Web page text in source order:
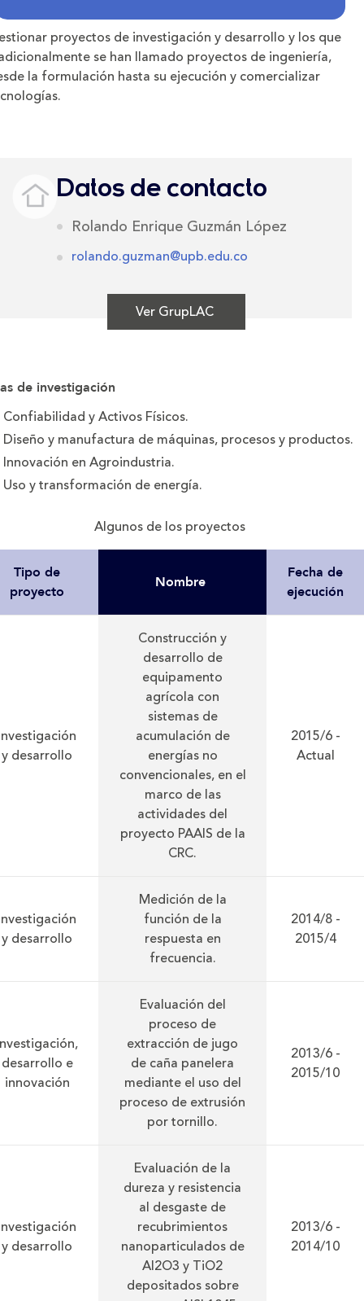
proyectos de investigación y desarrollo y los que
se han llamado proyectos de ingeniería,
la formulación hasta su ejecución y comercializar
Datos de contacto
Rolando Enrique Guzmán López
rolando.guzman@upb.edu.co
Ver GrupLAC
de investigación
Confiabilidad y Activos Físicos.
Diseño y manufactura de máquinas, procesos y productos.
Innovación en Agroindustria.
Uso y transformación de energía.
Algunos de los proyectos
Tipo de
proyecto
Nombre
Fecha de
ejecución
y desarrollo
Construcción y
desarrollo de
equipamento
agrícola con
sistemas de
acumulación de
energías no
convencionales, en el
marco de las
actividades del
proyecto PAAIS de la
CRC.
2015/6 -
Actual
y desarrollo
Medición de la
función de la
respuesta en
frecuencia.
2014/8 -
2015/4
desarrollo e
innovación
Evaluación del
proceso de
extracción de jugo
de caña panelera
mediante el uso del
proceso de extrusión
por tornillo.
2013/6 -
2015/10
y desarrollo
Evaluación de la
dureza y resistencia
al desgaste de
recubrimientos
nanoparticulados de
Al2O3 y TiO2
depositados sobre
2013/6 -
2014/10